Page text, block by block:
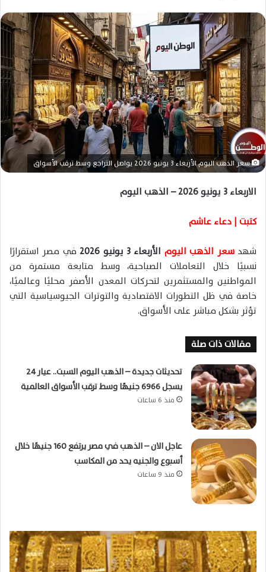
ل
ر
د
ا
إ
ل
ك
ر
و
ن
ا
سعر الذهب اليوم الأربعاء 3 يونيو 2026 يواصل التراجع وسط ترقب الأسواق
الاربعاء 3 يونيو 2026 – الذهب اليوم
كتبت | دعاء عاشم
شهدسعر الذهب اليوم الأربعاء 3 يونيو 2026
في مصر استقرارًا
نسبيًا خلال التعاملات الصباحية، وسط متابعة مستمرة من
المواطنين والمستثمرين لتحركات المعدن الأصفر محليًا وعالميًا،
خاصة في ظل التطورات الاقتصادية والتوترات الجيوسياسية التي
تؤثر بشكل مباشر على الأسواق.
مقالات ذات صلة
تحديثات جديدة – الذهب اليوم السبت.. عيار 24
يسجل 6966 جنيهًا وسط ترقب الأسواق العالمية
منذ 6 ساعات
عاجل الان – الذهب في مصر يرتفع 160 جنيهًا خلال
أسبوع والجنيه يحد من المكاسب
منذ 9 ساعات